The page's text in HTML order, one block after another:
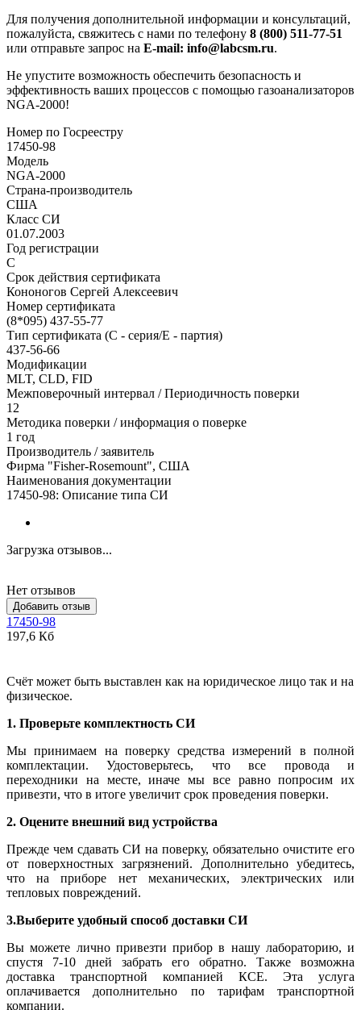
Для получения дополнительной информации и консультаций,
пожалуйста, свяжитесь с нами по телефону 8 (800) 511-77-51
или отправьте запрос на E-mail: info@labcsm.ru.
Не упустите возможность обеспечить безопасность и
эффективность ваших процессов с помощью газоанализаторов
NGA-2000!
Номер по Госреестру
17450-98
Модель
NGA-2000
Страна-производитель
США
Класс СИ
01.07.2003
Год регистрации
С
Срок действия сертификата
Кононогов Сергей Алексеевич
Номер сертификата
(8*095) 437-55-77
Тип сертификата (C - серия/E - партия)
437-56-66
Модификации
MLT, CLD, FID
Межповерочный интервал / Периодичность поверки
12
Методика поверки / информация о поверке
1 год
Производитель / заявитель
Фирма "Fisher-Rosemount", США
Наименования документации
17450-98: Описание типа СИ
Загрузка отзывов...
Нет отзывов
Добавить отзыв
17450-98
197,6 Кб
Счёт может быть выставлен как на юридическое лицо так и на
физическое.
1. Проверьте комплектность СИ
Мы принимаем на поверку средства измерений в полной
комплектации. Удостоверьтесь, что все провода и
переходники на месте, иначе мы все равно попросим их
привезти, что в итоге увеличит срок проведения поверки.
2. Оцените внешний вид устройства
Прежде чем сдавать СИ на поверку, обязательно очистите его
от поверхностных загрязнений. Дополнительно убедитесь,
что на приборе нет механических, электрических или
тепловых повреждений.
3.Выберите удобный способ доставки СИ
Вы можете лично привезти прибор в нашу лабораторию, и
спустя 7-10 дней забрать его обратно. Также возможна
доставка транспортной компанией КСЕ. Эта услуга
оплачивается дополнительно по тарифам транспортной
компании.